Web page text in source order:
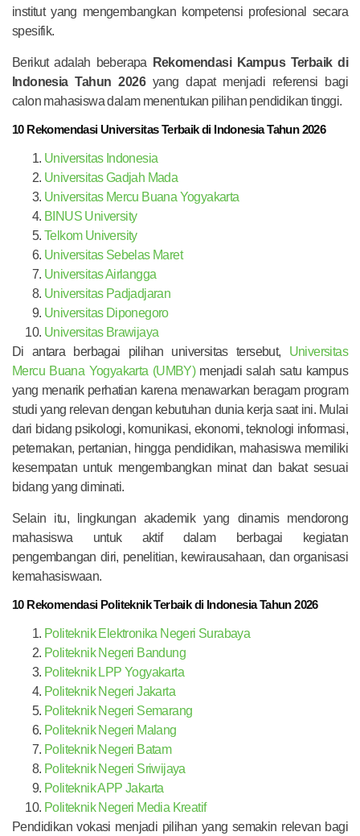
institut yang mengembangkan kompetensi profesional secara
spesifik.
Berikut adalah beberapa
Rekomendasi Kampus Terbaik di
Indonesia Tahun 2026yang dapat menjadi referensi bagi
calon mahasiswa dalam menentukan pilihan pendidikan tinggi.
10 Rekomendasi Universitas Terbaik di Indonesia Tahun 2026
Universitas Indonesia
Universitas Gadjah Mada
Universitas Mercu Buana Yogyakarta
BINUS University
Telkom University
Universitas Sebelas Maret
Universitas Airlangga
Universitas Padjadjaran
Universitas Diponegoro
Universitas Brawijaya
Di antara berbagai pilihan universitas tersebut, Universitas
Mercu Buana Yogyakarta (UMBY)menjadi salah satu kampus
yang menarik perhatian karena menawarkan beragam program
studi yang relevan dengan kebutuhan dunia kerja saat ini. Mulai
dari bidang psikologi, komunikasi, ekonomi, teknologi informasi,
peternakan, pertanian, hingga pendidikan, mahasiswa memiliki
kesempatan untuk mengembangkan minat dan bakat sesuai
bidang yang diminati.
Selain itu, lingkungan akademik yang dinamis mendorong
mahasiswa untuk aktif dalam berbagai kegiatan
pengembangan diri, penelitian, kewirausahaan, dan organisasi
kemahasiswaan.
10 Rekomendasi Politeknik Terbaik di Indonesia Tahun 2026
Politeknik Elektronika Negeri Surabaya
Politeknik Negeri Bandung
Politeknik LPP Yogyakarta
Politeknik Negeri Jakarta
Politeknik Negeri Semarang
Politeknik Negeri Malang
Politeknik Negeri Batam
Politeknik Negeri Sriwijaya
Politeknik APP Jakarta
Politeknik Negeri Media Kreatif
Pendidikan vokasi menjadi pilihan yang semakin relevan bagi